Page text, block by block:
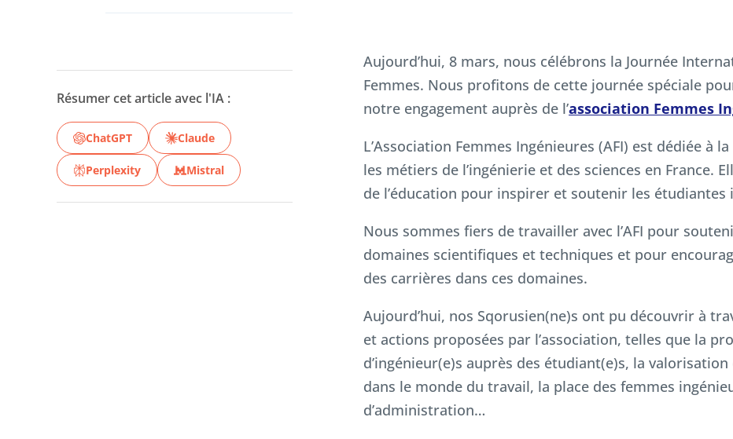
Résumer cet article avec l'IA :
ChatGPT Claude
Perplexity Mistral
Aujourd’hui, 8 mars, nous célébrons la Journée
Femmes. Nous profitons de cette journée spéciale
notre engagement auprès de l’association Femmes
L’Association Femmes Ingénieures (AFI) est dédiée à
les métiers de l’ingénierie et des sciences en France.
de l’éducation pour inspirer et soutenir les étudiantes
Nous sommes fiers de travailler avec l’AFI pour
domaines scientifiques et techniques et pour
des carrières dans ces domaines.
Aujourd’hui, nos Sqorusien(ne)s ont pu découvrir à
et actions proposées par l’association, telles que la
d’ingénieur(e)s auprès des étudiant(e)s, la
dans le monde du travail, la place des femmes
d’administration…